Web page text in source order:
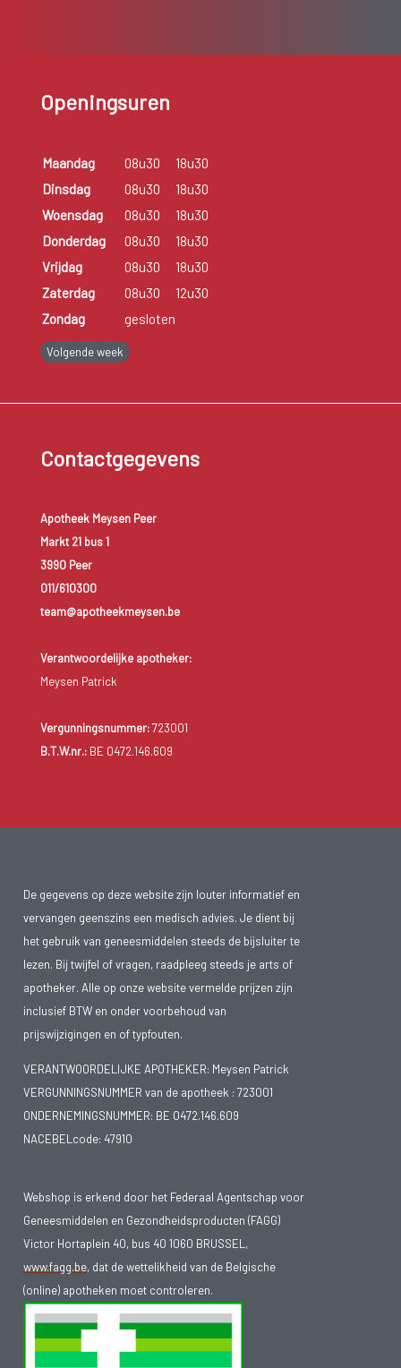
Openingsuren
Maandag 08u30
18u30
Dinsdag
08u30
18u30
Woensdag
08u30
18u30
Donderdag
08u30
18u30
Vrijdag
08u30
18u30
Zaterdag
08u30
12u30
Zondag
gesloten
Volgende week
Contactgegevens
Apotheek Meysen Peer
Markt 21 bus 1
3990 Peer
011/610300
team@apotheekmeysen.be
Verantwoordelijke apotheker:
Meysen Patrick
Vergunningsnummer:723001
B.T.W.nr.:BE 0472.146.609
De gegevens op deze website zijn louter informatief en
vervangen geenszins een medisch advies. Je dient bij
het gebruik van geneesmiddelen steeds de bijsluiter te
lezen. Bij twijfel of vragen, raadpleeg steeds je arts of
apotheker. Alle op onze website vermelde prijzen zijn
inclusief BTW en onder voorbehoud van
prijswijzigingen en of typfouten.
VERANTWOORDELIJKE APOTHEKER: Meysen Patrick
VERGUNNINGSNUMMER van de apotheek : 723001
ONDERNEMINGSNUMMER: BE 0472.146.609
NACEBELcode: 47910
Webshop is erkend door het Federaal Agentschap voor
Geneesmiddelen en Gezondheidsproducten (FAGG)
Victor Hortaplein 40, bus 40 1060 BRUSSEL,
www.fagg.be, dat de wettelikheid van de Belgische
(online) apotheken moet controleren.